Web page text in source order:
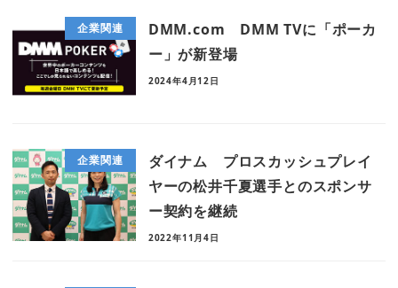
企業関連
DMM.com DMM TVに「ポーカ
ー」が新登場
2024年4月12日
企業関連
ダイナム プロスカッシュプレイ
ヤーの松井千夏選手とのスポンサ
ー契約を継続
2022年11月4日